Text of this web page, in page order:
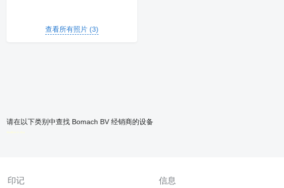
查看所有照片 (3)
请在以下类别中查找 Bomach BV 经销商的设备
印记 信息